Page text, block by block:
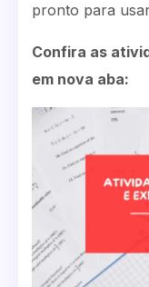
pronto para
Confira as
em nova aba: